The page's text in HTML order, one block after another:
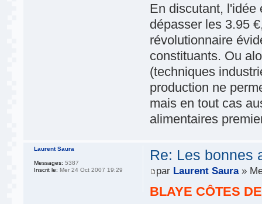
En discutant, l'idée
dépasser les 3.95
révolutionnaire
constituants. Ou
(techniques
production ne
mais en tout cas
alimentaires
Re: Les bonnes
par Laurent Saura»
BLAYE CÔTES
Laurent Saura
Messages: 5387
Inscrit le: Mer 24 Oct 2007 19:29